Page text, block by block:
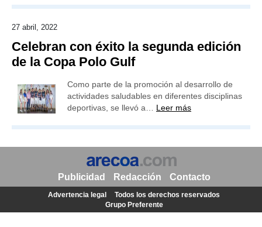
27 abril, 2022
Celebran con éxito la segunda edición
de la Copa Polo Gulf
Como parte de la promoción al desarrollo de
actividades saludables en diferentes disciplinas
deportivas, se llevó a… Leer más
Publicidad Redacción Contacto
Advertencia legal
Todos los derechos reservados
Grupo Preferente